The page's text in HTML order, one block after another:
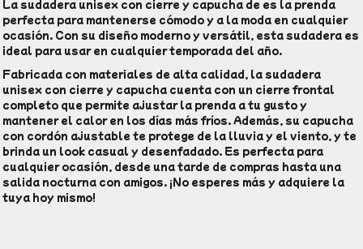
La sudadera unisex con cierre y capucha de es la prenda
perfecta para mantenerse cómodo y a la moda en cualquier
ocasión. Con su diseño moderno y versátil, esta sudadera es
ideal para usar en cualquier temporada del año.
Fabricada con materiales de alta calidad, la sudadera
unisex con cierre y capucha cuenta con un cierre frontal
completo que permite ajustar la prenda a tu gusto y
mantener el calor en los días más fríos. Además, su capucha
con cordón ajustable te protege de la lluvia y el viento, y te
brinda un look casual y desenfadado. Es perfecta para
cualquier ocasión, desde una tarde de compras hasta una
salida nocturna con amigos. ¡No esperes más y adquiere la
tuya hoy mismo!